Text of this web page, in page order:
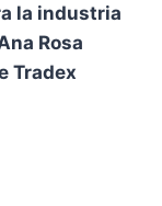
la industria
Rosa
Tradex